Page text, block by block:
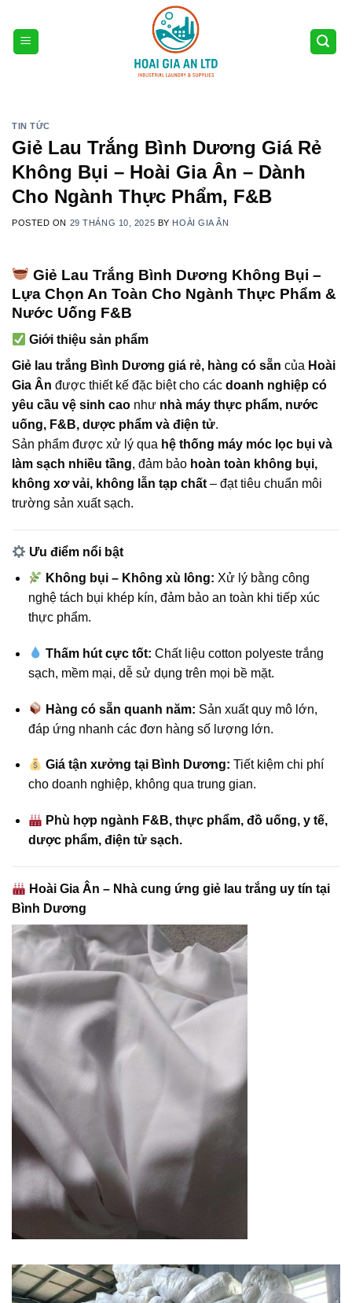
content
TIN TỨC
Giẻ Lau Trắng Bình Dương Giá Rẻ
Không Bụi – Hoài Gia Ân – Dành
Cho Ngành Thực Phẩm, F&B
POSTED ON 29 THÁNG 10, 2025 BY HOÀI GIA ÂN
Giẻ Lau Trắng Bình Dương Không Bụi –
Lựa Chọn An Toàn Cho Ngành Thực Phẩm &
Nước Uống F&B
Giới thiệu sản phẩm
Giẻ lau trắng Bình Dương giá rẻ, hàng có sẵn của Hoài
Gia Ân được thiết kế đặc biệt cho các doanh nghiệp có
yêu cầu vệ sinh cao như nhà máy thực phẩm, nước
uống, F&B, dược phẩm và điện tử.
Sản phẩm được xử lý qua hệ thống máy móc lọc bụi và
làm sạch nhiều tầng, đảm bảo hoàn toàn không bụi,
không xơ vải, không lẫn tạp chất – đạt tiêu chuẩn môi
trường sản xuất sạch.
Ưu điểm nổi bật
Không bụi – Không xù lông: Xử lý bằng công
nghệ tách bụi khép kín, đảm bảo an toàn khi tiếp xúc
thực phẩm.
Thấm hút cực tốt: Chất liệu cotton polyeste trắng
sạch, mềm mại, dễ sử dụng trên mọi bề mặt.
Hàng có sẵn quanh năm: Sản xuất quy mô lớn,
đáp ứng nhanh các đơn hàng số lượng lớn.
Giá tận xưởng tại Bình Dương: Tiết kiệm chi phí
cho doanh nghiệp, không qua trung gian.
Phù hợp ngành F&B, thực phẩm, đồ uống, y tế,
dược phẩm, điện tử sạch.
Hoài Gia Ân – Nhà cung ứng giẻ lau trắng uy tín tại
Bình Dương